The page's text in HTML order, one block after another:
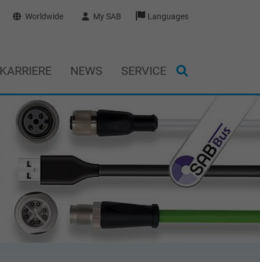
Worldwide My SAB Languages
KARRIERE NEWS SERVICE